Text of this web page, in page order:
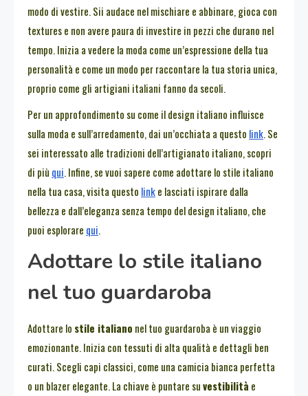
modo di vestire. Sii audace nel mischiare e abbinare, gioca con
textures e non avere paura di investire in pezzi che durano nel
tempo. Inizia a vedere la moda come un’espressione della tua
personalità e come un modo per raccontare la tua storia unica,
proprio come gli artigiani italiani fanno da secoli.
Per un approfondimento su come il design italiano influisce
sulla moda e sull’arredamento, dai un’occhiata a questo link. Se
sei interessato alle tradizioni dell’artigianato italiano, scopri
di più qui. Infine, se vuoi sapere come adottare lo stile italiano
nella tua casa, visita questo linke lasciati ispirare dalla
bellezza e dall’eleganza senza tempo del design italiano, che
puoi esplorare qui.
Adottare lo stile italiano
nel tuo guardaroba
Adottare lo stile italiano nel tuo guardaroba è un viaggio
emozionante. Inizia con tessuti di alta qualità e dettagli ben
curati. Scegli capi classici, come una camicia bianca perfetta
o un blazer elegante. La chiave è puntare suvestibilità e